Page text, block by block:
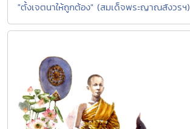
"ตั้งเจตนาให้ถูกต้อง" (สมเด็จพระญาณสังวรฯ)